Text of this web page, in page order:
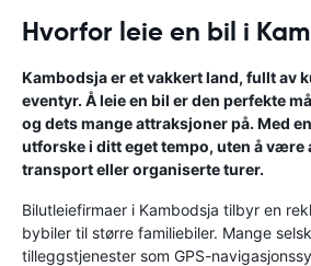
Hvorfor leie en bil i
Kambodsja er et vakkert land, fullt av
eventyr. Å leie en bil er den perfekte
og dets mange attraksjoner på. Med
utforske i ditt eget tempo, uten å være
transport eller organiserte turer.
Bilutleiefirmaer i Kambodsja tilbyr en
bybiler til større familiebiler. Mange
tilleggstjenester som GPS-